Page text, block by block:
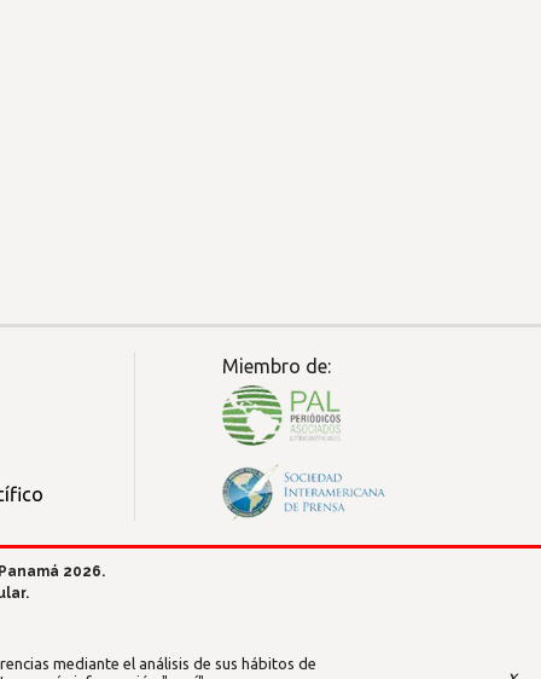
Miembro de:
2026.
mediante el análisis de sus hábitos de